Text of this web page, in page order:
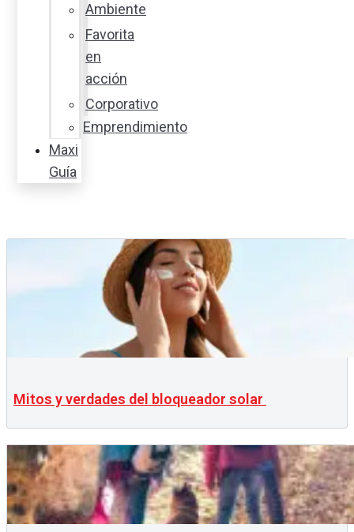
Ambiente
Favorita
en
acción
Corporativo
Emprendimiento
Maxi
Guía
Mitos y verdades del bloqueador solar